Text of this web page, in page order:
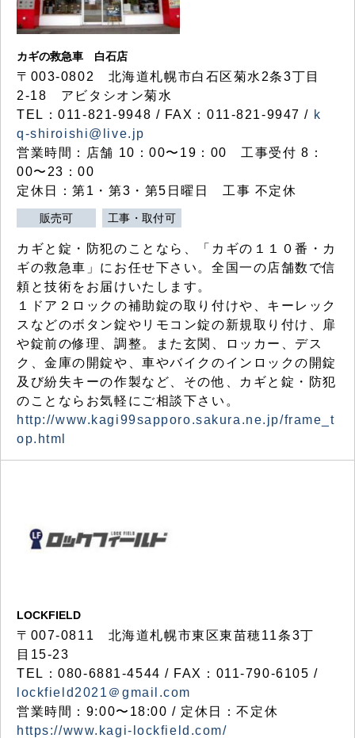
カギの救急車 白石店
〒003-0802 北海道札幌市白石区菊水2条3丁目
2-18 アビタシオン菊水
TEL：011-821-9948 / FAX：011-821-9947 / k
q-shiroishi@live.jp
営業時間：店舗 10：00〜19：00 工事受付 8：
00〜23：00
定休日：第1・第3・第5日曜日 工事 不定休
販売可 工事・取付可
カギと錠・防犯のことなら、「カギの１１０番・カ
ギの救急車」にお任せ下さい。全国一の店舗数で信
頼と技術をお届けいたします。
１ドア２ロックの補助錠の取り付けや、キーレック
スなどのボタン錠やリモコン錠の新規取り付け、扉
や錠前の修理、調整。また玄関、ロッカー、デス
ク、金庫の開錠や、車やバイクのインロックの開錠
及び紛失キーの作製など、その他、カギと錠・防犯
のことならお気軽にご相談下さい。
http://www.kagi99sapporo.sakura.ne.jp/frame_t
op.html
LOCKFIELD
〒007-0811 北海道札幌市東区東苗穂11条3丁
目15-23
TEL：080-6881-4544 / FAX：011-790-6105 /
lockfield2021＠gmail.com
営業時間：9:00〜18:00 / 定休日：不定休
https://www.kagi-lockfield.com/